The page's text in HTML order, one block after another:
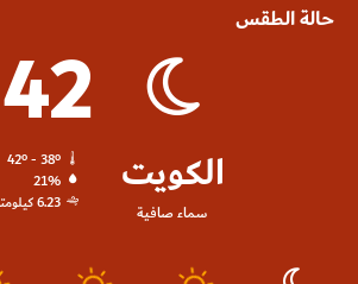
حالة الطقس
الكويت
سماء صافية
42
42º - 38º
21%
6.23 كيلومتر/ساعة